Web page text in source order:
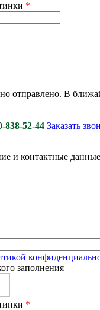
*
отправлено. В
838-52-44 Заказать
и контактные
заполнения
*